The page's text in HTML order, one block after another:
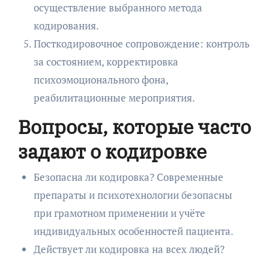
осуществление выбранного метода
кодирования.
Посткодировочное сопровождение: контроль
за состоянием, корректировка
психоэмоционального фона,
реабилитационные мероприятия.
Вопросы, которые часто
задают о кодировке
Безопасна ли кодировка? Современные
препараты и психотехнологии безопасны
при грамотном применении и учёте
индивидуальных особенностей пациента.
Действует ли кодировка на всех людей?